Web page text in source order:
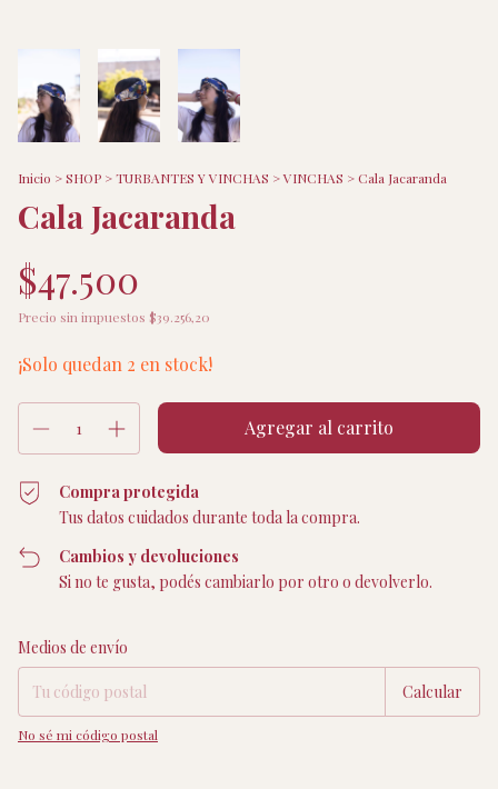
Inicio >SHOP >TURBANTES Y VINCHAS >VINCHAS >Cala Jacaranda
Cala Jacaranda
$47.500
Precio sin impuestos $39.256,20
¡Solo quedan 2 en stock!
Compra protegida
Tus datos cuidados durante toda la compra.
Cambios y devoluciones
Si no te gusta, podés cambiarlo por otro o devolverlo.
Entregas para el CP:
Medios de envío
Calcular
No sé mi código postal